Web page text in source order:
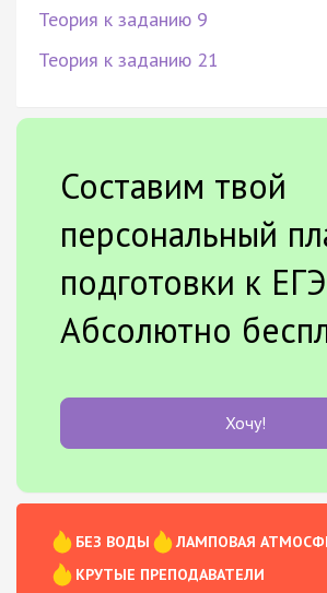
Теория к заданию 9
Теория к заданию 21
Составим твой
персональный
подготовки к
Абсолютно
Хочу!
БЕЗ ВОДЫ
ЛАМПОВАЯ
КРУТЫЕ ПРЕПОДАВАТЕЛИ